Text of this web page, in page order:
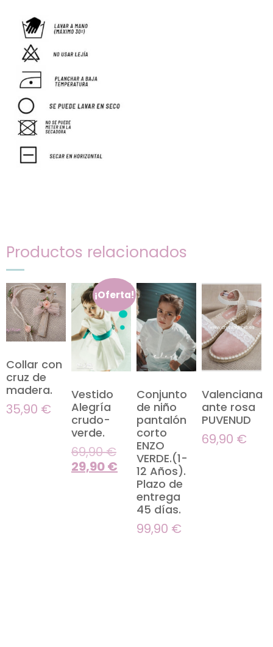
Productos relacionados
Collar con
cruz de
madera.
35,90 €
Valenciana
ante rosa
PUVENUD
69,90 €
¡Oferta!
Vestido
Alegría
crudo-
verde.
69,90€
29,90€
Conjunto
de niño
pantalón
corto
ENZO
VERDE.(1-
12 Años).
Plazo de
entrega
45 días.
99,90 €